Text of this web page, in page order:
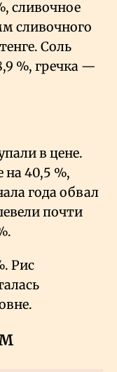
сливочное
сливочного
Соль
%, гречка —
в цене.
на 40,5 %,
года обвал
почти
Рис